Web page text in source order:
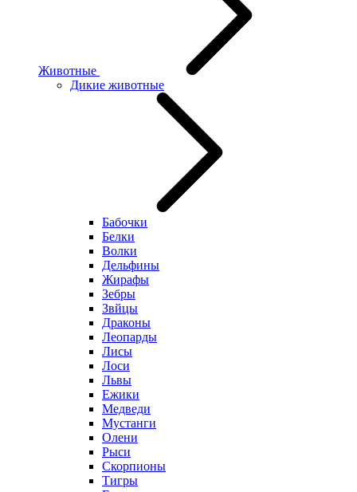
Животные
Дикие животные
Бабочки
Белки
Волки
Дельфины
Жирафы
Зебры
Звйцы
Драконы
Леопарды
Лисы
Лоси
Львы
Ежики
Медведи
Мустанги
Олени
Рыси
Скорпионы
Тигры